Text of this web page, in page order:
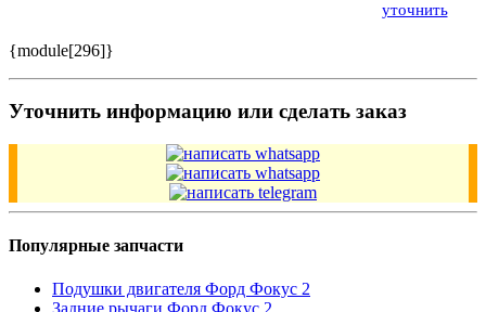
уточнить
{module[296]}
Уточнить информацию или сделать заказ
Популярные запчасти
Подушки двигателя Форд Фокус 2
Задние рычаги Форд Фокус 2